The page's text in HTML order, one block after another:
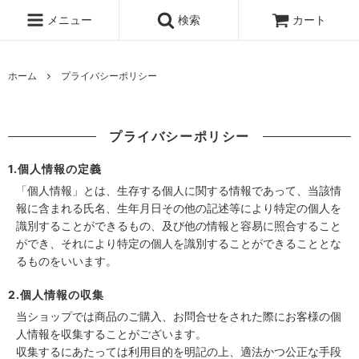
メニュー 検索 カート
ホーム プライバシーポリシー
プライバシーポリシー
1.個人情報の定義
「個人情報」とは、生存する個人に関する情報であって、当該情
報に含まれる氏名、生年月日その他の記述等により特定の個人を
識別することができるもの、及び他の情報と容易に照合すること
ができ、それにより特定の個人を識別することができることとな
るものをいいます。
2.個人情報の収集
当ショップでは商品のご購入、お問合せをされた際にお客様の個
人情報を収集することがございます。
収集するにあたっては利用目的を明記の上、適法かつ公正な手段